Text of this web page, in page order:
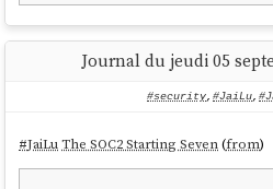
Journal du jeudi 05
#security, #JaiLu,
#JaiLu The SOC2 Starting Seven(from)